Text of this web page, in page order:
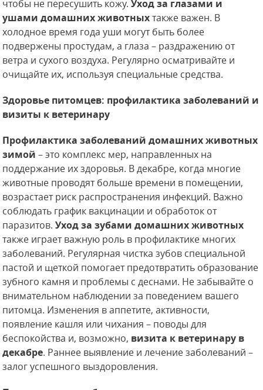
чтобы не пересушить кожу.Уход за глазами и
ушами домашних животныхтакже важен. В
холодное время года уши могут быть более
подвержены простудам, а глаза – раздражению от
ветра и сухого воздуха. Регулярно осматривайте и
очищайте их, используя специальные средства.
Здоровье питомцев: профилактика заболеваний и
визиты к ветеринару
Профилактика заболеваний домашних животных
зимой – это комплекс мер, направленных на
поддержание их здоровья. В декабре, когда многие
животные проводят больше времени в помещении,
возрастает риск распространения инфекций. Важно
соблюдать график вакцинации и обработок от
паразитов.Уход за зубами домашних животных
также играет важную роль в профилактике многих
заболеваний. Регулярная чистка зубов специальной
пастой и щеткой помогает предотвратить образование
зубного камня и проблемы с деснами. Не забывайте о
внимательном наблюдении за поведением вашего
питомца. Изменения в аппетите, активности,
появление кашля или чихания – поводы для
беспокойства и, возможно, визита к ветеринару в
декабре. Раннее выявление и лечение заболеваний –
залог успешного выздоровления.